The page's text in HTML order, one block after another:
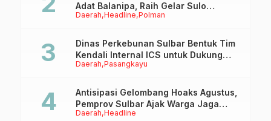
Daerah Headline Polman
Adat Balanipa, Raih Gelar Sulo
Tappidena
Daerah Pasangkayu
Dinas Perkebunan Sulbar Bentuk Tim
Kendali Internal ICS untuk Dukung
Sertifikasi ISPO Pekebun di
Daerah Headline
Antisipasi Gelombang Hoaks Agustus,
Pemprov Sulbar Ajak Warga Jaga
Ruang Digital